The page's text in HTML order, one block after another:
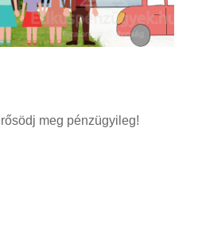
meg pénzügyileg!